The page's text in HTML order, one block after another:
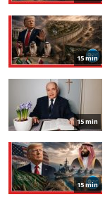
15 min
15 min
15 min